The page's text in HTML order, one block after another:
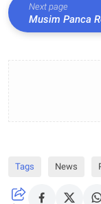
Next page
Musim Panca
Nyamuk Aedes
Tags News